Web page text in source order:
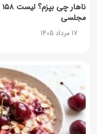
مجلسی
17 مرداد 1405